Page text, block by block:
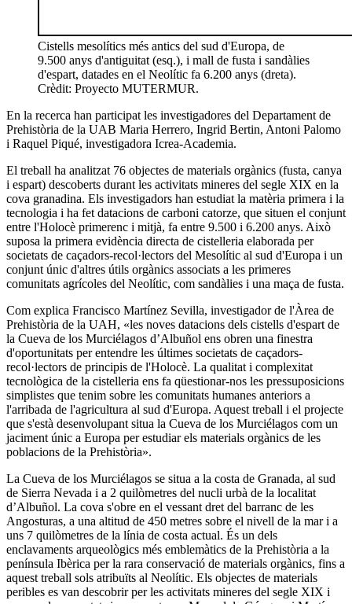
Cistells mesolítics més antics del sud d'Europa, de
9.500 anys d'antiguitat (esq.), i mall de fusta i sandàlies
d'espart, datades en el Neolític fa 6.200 anys (dreta).
Crèdit: Proyecto MUTERMUR.
En la recerca han participat les investigadores del Departament de
Prehistòria de la UAB Maria Herrero, Ingrid Bertin, Antoni Palomo
i Raquel Piqué, investigadora Icrea-Academia.
El treball ha analitzat 76 objectes de materials orgànics (fusta, canya
i espart) descoberts durant les activitats mineres del segle XIX en la
cova granadina. Els investigadors han estudiat la matèria primera i la
tecnologia i ha fet datacions de carboni catorze, que situen el conjunt
entre l'Holocè primerenc i mitjà, fa entre 9.500 i 6.200 anys. Això
suposa la primera evidència directa de cistelleria elaborada per
societats de caçadors-recol·lectors del Mesolític al sud d'Europa i un
conjunt únic d'altres útils orgànics associats a les primeres
comunitats agrícoles del Neolític, com sandàlies i una maça de fusta.
Com explica Francisco Martínez Sevilla, investigador de l'Àrea de
Prehistòria de la UAH, «les noves datacions dels cistells d'espart de
la Cueva de los Murciélagos d’Albuñol ens obren una finestra
d'oportunitats per entendre les últimes societats de caçadors-
recol·lectors de principis de l'Holocè. La qualitat i complexitat
tecnològica de la cistelleria ens fa qüestionar-nos les pressuposicions
simplistes que tenim sobre les comunitats humanes anteriors a
l'arribada de l'agricultura al sud d'Europa. Aquest treball i el projecte
que s'està desenvolupant situa la Cueva de los Murciélagos com un
jaciment únic a Europa per estudiar els materials orgànics de les
poblacions de la Prehistòria».
La Cueva de los Murciélagos se situa a la costa de Granada, al sud
de Sierra Nevada i a 2 quilòmetres del nucli urbà de la localitat
d’Albuñol. La cova s'obre en el vessant dret del barranc de les
Angosturas, a una altitud de 450 metres sobre el nivell de la mar i a
uns 7 quilòmetres de la línia de costa actual. És un dels
enclavaments arqueològics més emblemàtics de la Prehistòria a la
península Ibèrica per la rara conservació de materials orgànics, fins a
aquest treball sols atribuïts al Neolític. Els objectes de materials
peribles es van descobrir per les activitats mineres del segle XIX i